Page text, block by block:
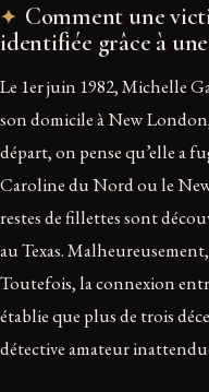
Comment une
identifiée grâce à
Le 1er juin 1982, Michelle
son domicile à New
départ, on pense qu’elle a
Caroline du Nord ou le
restes de fillettes sont
au Texas. Malheureusement,
Toutefois, la connexion
établie que plus de trois
détective amateur